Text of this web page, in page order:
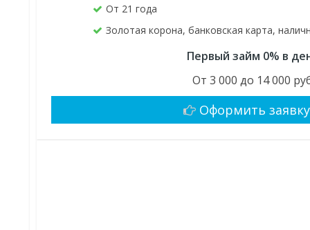
От 21 года
Золотая корона, банковская карта,
Первый займ 0% в
От 3 000 до 14 000
Оформить заявку